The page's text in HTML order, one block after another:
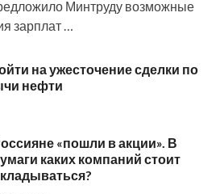
Минтруду возможные
зарплат …
на ужесточение сделки по
нефти
«пошли в акции». В
каких компаний стоит